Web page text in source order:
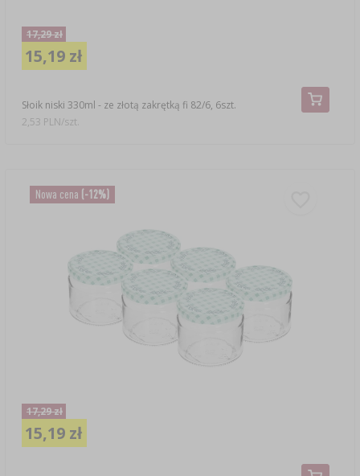
Słoik niski 330ml - ze złotą zakrętką fi 82/6, 6szt.
17,29 zł
15,19 zł
2,53 PLN/szt.
Nowa cena (-12%)
17,29 zł
15,19 zł